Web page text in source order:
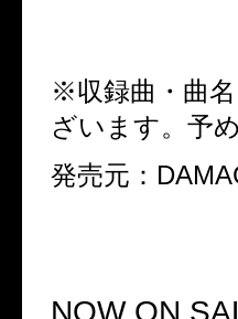
※収録曲・曲
ざいます。予
発売元：
NOW ON